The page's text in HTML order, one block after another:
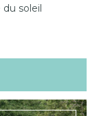
soleil